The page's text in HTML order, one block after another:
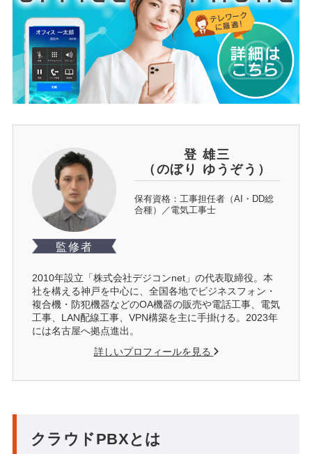
監修者
登 雄三
（のぼり ゆうぞう）
保有資格：工事担任者（AI・DD総
合種）／電気工事士
2010年設立「株式会社デジコンnet」の代表取締役。本
社を構える神戸を中心に、全国各地でビジネスフォン・
複合機・防犯機器などのOA機器の販売や電話工事、電気
工事、LAN配線工事、VPN構築を主に手掛ける。2023年
には名古屋へ拠点進出。
詳しいプロフィールを見る
クラウドPBXとは